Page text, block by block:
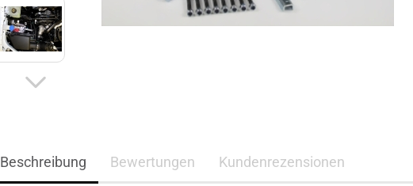
Beschreibung Bewertungen Kundenrezensionen